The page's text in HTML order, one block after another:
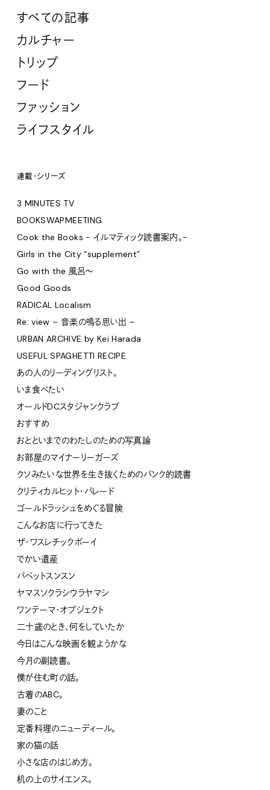
すべての記事
カルチャー
トリップ
フード
ファッション
ライフスタイル
連載・シリーズ
3 MINUTES TV
BOOKSWAPMEETING
Cook the Books - イルマティック読書案内。-
Girls in the City “supplement”
Go with the 風呂〜
Good Goods
RADICAL Localism
Re: view – 音楽の鳴る思い出 –
URBAN ARCHIVE by Kei Harada
USEFUL SPAGHETTI RECIPE
あの人のリーディングリスト。
いま食べたい
オールドDCスタジャンクラブ
おすすめ
おとといまでのわたしのための写真論
お部屋のマイナーリーガーズ
クソみたいな世界を生き抜くためのパンク的読書
クリティカルヒット・パレード
ゴールドラッシュをめぐる冒険
こんなお店に行ってきた
ザ・ワスレチックボーイ
でかい遺産
パペットスンスン
ヤマスソクラシウラヤマシ
ワンテーマ・オブジェクト
二十歳のとき、何をしていたか
今日はこんな映画を観ようかな
今月の副読書。
僕が住む町の話。
古着のABC。
妻のこと
定番料理のニューディール。
家の猫の話
小さな店のはじめ方。
机の上のサイエンス。